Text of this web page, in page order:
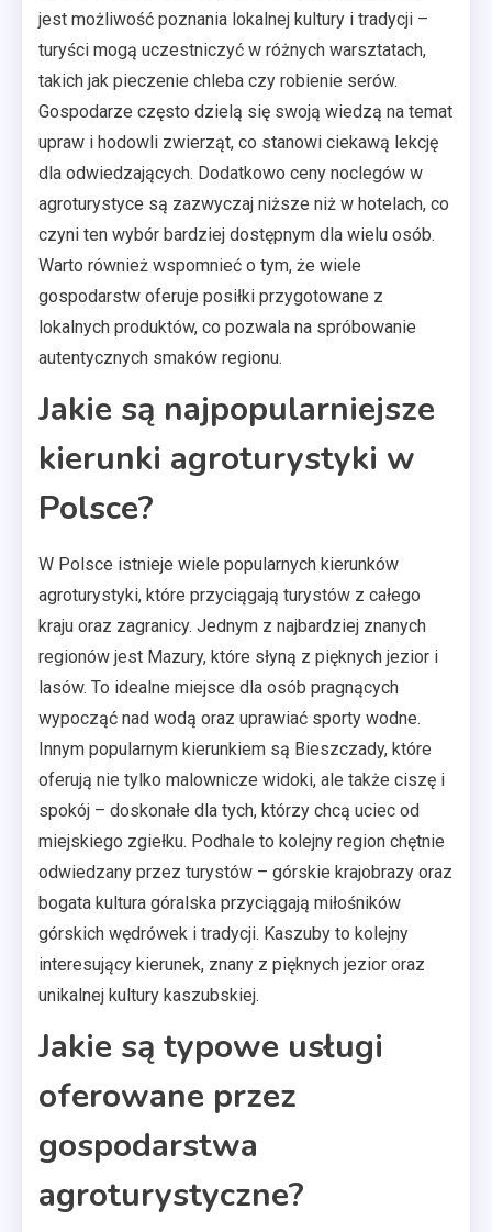
jest możliwość poznania lokalnej kultury i tradycji –
turyści mogą uczestniczyć w różnych warsztatach,
takich jak pieczenie chleba czy robienie serów.
Gospodarze często dzielą się swoją wiedzą na temat
upraw i hodowli zwierząt, co stanowi ciekawą lekcję
dla odwiedzających. Dodatkowo ceny noclegów w
agroturystyce są zazwyczaj niższe niż w hotelach, co
czyni ten wybór bardziej dostępnym dla wielu osób.
Warto również wspomnieć o tym, że wiele
gospodarstw oferuje posiłki przygotowane z
lokalnych produktów, co pozwala na spróbowanie
autentycznych smaków regionu.
Jakie są najpopularniejsze
kierunki agroturystyki w
Polsce?
W Polsce istnieje wiele popularnych kierunków
agroturystyki, które przyciągają turystów z całego
kraju oraz zagranicy. Jednym z najbardziej znanych
regionów jest Mazury, które słyną z pięknych jezior i
lasów. To idealne miejsce dla osób pragnących
wypocząć nad wodą oraz uprawiać sporty wodne.
Innym popularnym kierunkiem są Bieszczady, które
oferują nie tylko malownicze widoki, ale także ciszę i
spokój – doskonałe dla tych, którzy chcą uciec od
miejskiego zgiełku. Podhale to kolejny region chętnie
odwiedzany przez turystów – górskie krajobrazy oraz
bogata kultura góralska przyciągają miłośników
górskich wędrówek i tradycji. Kaszuby to kolejny
interesujący kierunek, znany z pięknych jezior oraz
unikalnej kultury kaszubskiej.
Jakie są typowe usługi
oferowane przez
gospodarstwa
agroturystyczne?